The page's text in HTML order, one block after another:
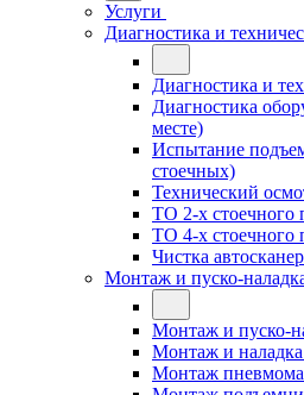
Услуги
Диагностика и
Диагностика и
Диагностика
месте)
Испытание
стоечных)
Технический
ТО 2-х стоечного
ТО 4-х стоечного
Чистка
Монтаж и пуско-
Монтаж и пуско-
Монтаж и
Монтаж